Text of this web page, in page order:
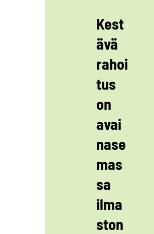
Kest
ävä
rahoi
tus
on
avai
nase
mas
sa
ilma
ston